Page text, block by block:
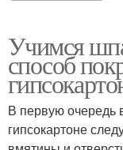
Учимся
способ
В первую очередь
гипсокартоне